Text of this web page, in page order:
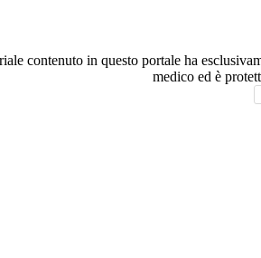
contenuto in questo portale ha
medico ed è